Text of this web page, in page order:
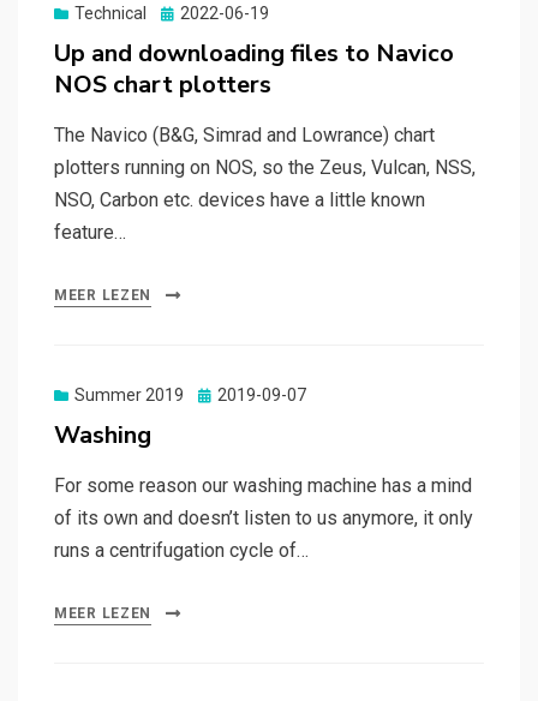
Technical
Gepubliceerd
2022-06-19
Up and downloading files to Navico
NOS chart plotters
The Navico (B&G, Simrad and Lowrance) chart
plotters running on NOS, so the Zeus, Vulcan, NSS,
NSO, Carbon etc. devices have a little known
feature…
MEER LEZEN
Summer 2019
Gepubliceerd
2019-09-07
Washing
For some reason our washing machine has a mind
of its own and doesn’t listen to us anymore, it only
runs a centrifugation cycle of…
MEER LEZEN